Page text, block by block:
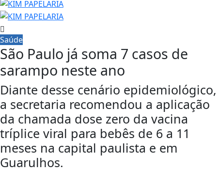
Saúde
São Paulo já soma 7 casos de
sarampo neste ano
Diante desse cenário epidemiológico,
a secretaria recomendou a aplicação
da chamada dose zero da vacina
tríplice viral para bebês de 6 a 11
meses na capital paulista e em
Guarulhos.